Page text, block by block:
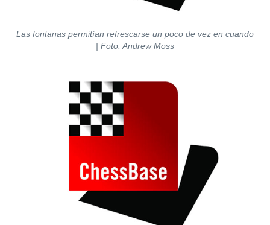
Las fontanas permitían refrescarse un poco de vez en cuando
| Foto: Andrew Moss